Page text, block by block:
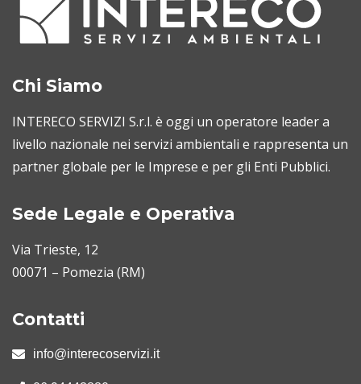
Chi Siamo
INTERECO SERVIZI S.r.l. è oggi un operatore leader a
livello nazionale nei servizi ambientali e rappresenta un
partner globale per le Imprese e per gli Enti Pubblici.
Sede Legale e Operativa
Via Trieste, 12
00071 – Pomezia (RM)
Contatti
info@interecoservizi.it